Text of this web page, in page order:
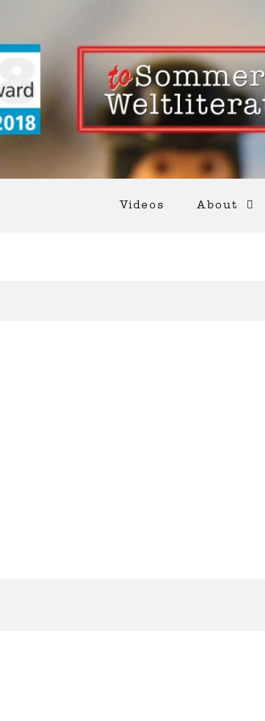
Videos About